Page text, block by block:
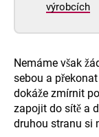
výrobcích
Nemáme však
sebou a
dokáže zmírnit
zapojit do sítě a
druhou stranu si